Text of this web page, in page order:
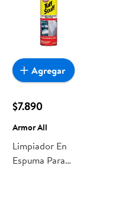
$7.890
Armor All
Limpiador En
Espuma Para
Agregar